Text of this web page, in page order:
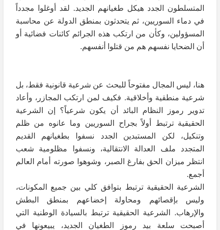
المتسلطون الجدد هيكل طغيانهم الجديد. لقد أوغلوا مجدداً
في دماء السوريين، ثم يتحدثون بمنطق الدولة عن محاسبة
المسؤولين، وكأن من ارتكب هذه الجرائم كائنات فضائية أو
أن الضحايا نفسهم هم من قتلوا أنفسهم.
هنا، ليس المجال مفتوحاً للبحث عن شرعية قانونية فقط، بل
شرعية منطقية وأخلاقية. فكيف لمن ارتكب المجازر، وأعاد
تدوير رموز النظام البائد أن يكون شرعياً؟ إن الشرعية
الحقيقية ترتبط أولاً بجراح السوريين وما عانوه من ظلم
وتنكيل، لكن المستبدين الجدد نسفوا بطغيانهم القديم
المتجدد ملف العدالة الانتقالية، ونسفوا مظلومية شعب
انتظر ميزان الحق بفارغ الصبر، وشوهوا صورته أمام العالم
أجمع.
الشرعية الحقيقية ترتبط بتوافق كلي بين جميع المكونات،
وليس بإقصائهم ومحاولة إخضاعهم بمنطق البطش
والإرهاب. الشرعية الحقيقية ترتبط بالسيادة الوطنية التي
أصبحت سلعة بيد رموز الطغيان الجديد، يبيعونها في